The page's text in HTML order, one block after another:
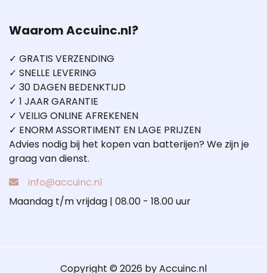
Waarom Accuinc.nl?
✓ GRATIS VERZENDING
✓ SNELLE LEVERING
✓ 30 DAGEN BEDENKTIJD
✓ 1 JAAR GARANTIE
✓ VEILIG ONLINE AFREKENEN
✓ ENORM ASSORTIMENT EN LAGE PRIJZEN
Advies nodig bij het kopen van batterijen? We zijn je
graag van dienst.
info@accuinc.nl
Maandag t/m vrijdag | 08.00 - 18.00 uur
Copyright © 2026 by Accuinc.nl